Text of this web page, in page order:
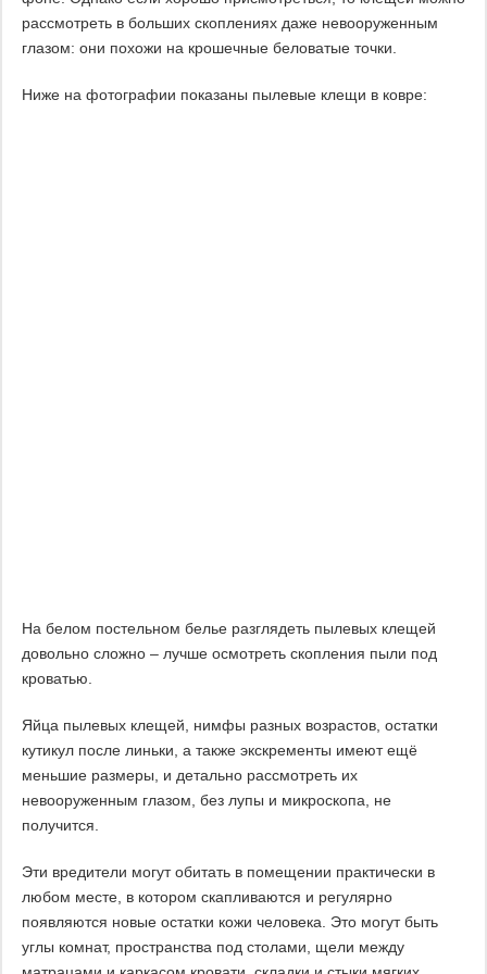
рассмотреть в больших скоплениях даже невооруженным
глазом: они похожи на крошечные беловатые точки.
Ниже на фотографии показаны пылевые клещи в ковре:
На белом постельном белье разглядеть пылевых клещей
довольно сложно – лучше осмотреть скопления пыли под
кроватью.
Яйца пылевых клещей, нимфы разных возрастов, остатки
кутикул после линьки, а также экскременты имеют ещё
меньшие размеры, и детально рассмотреть их
невооруженным глазом, без лупы и микроскопа, не
получится.
Эти вредители могут обитать в помещении практически в
любом месте, в котором скапливаются и регулярно
появляются новые остатки кожи человека. Это могут быть
углы комнат, пространства под столами, щели между